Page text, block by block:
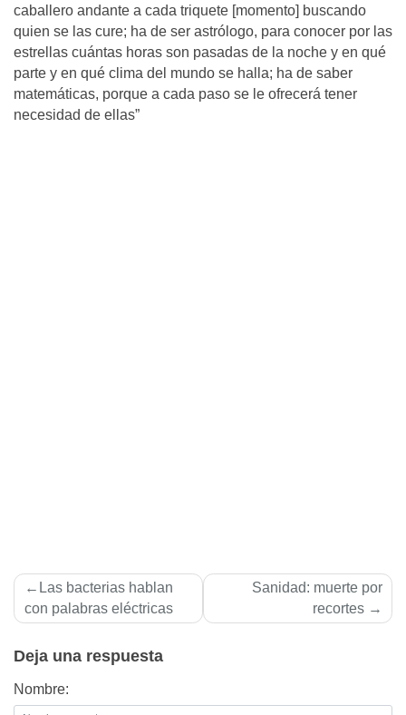
caballero andante a cada triquete [momento] buscando
quien se las cure; ha de ser astrólogo, para conocer por las
estrellas cuántas horas son pasadas de la noche y en qué
parte y en qué clima del mundo se halla; ha de saber
matemáticas, porque a cada paso se le ofrecerá tener
necesidad de ellas”
Navegación
de
Las bacterias hablan
con palabras eléctricas
Sanidad: muerte por
recortes
Deja una respuesta
Nombre: